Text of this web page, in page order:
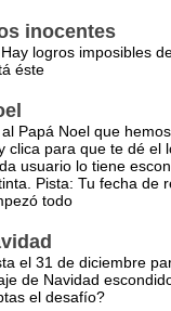
inocentes
logros imposibles
éste
Papá Noel que
clica para que te dé el
usuario lo tiene
Pista: Tu fecha de
todo
el 31 de diciembre
de Navidad
el desafío?